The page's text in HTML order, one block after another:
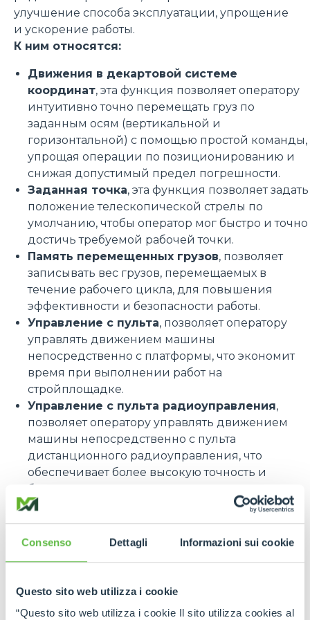
Consenso Dettagli Informazioni sui cookie
Questo sito web utilizza i cookie
“Questo sito web utilizza i cookie Il sito utilizza cookies al
улучшение способа эксплуатации, упрощение
и ускорение работы.
К ним относятся:
Движения в декартовой системе
координат, эта функция позволяет оператору
интуитивно точно перемещать груз по
заданным осям (вертикальной и
горизонтальной) с помощью простой команды,
упрощая операции по позиционированию и
снижая допустимый предел погрешности.
Заданная точка, эта функция позволяет задать
положение телескопической стрелы по
умолчанию, чтобы оператор мог быстро и точно
достичь требуемой рабочей точки.
Память перемещенных грузов, позволяет
записывать вес грузов, перемещаемых в
течение рабочего цикла, для повышения
эффективности и безопасности работы.
Управление с пульта, позволяет оператору
управлять движением машины
непосредственно с платформы, что экономит
время при выполнении работ на
стройплощадке.
Управление с пульта радиоуправления,
позволяет оператору управлять движением
машины непосредственно с пульта
дистанционного радиоуправления, что
обеспечивает более высокую точность и
безопасность при позиционировании грузов.
более высокую точность и безопасность при
позиционировании грузов.
HYPERCOMPACT
Среди самых долгожданных новинок выставки
новый телескопический погрузчик
HyperCompact , предназначенный для работы в